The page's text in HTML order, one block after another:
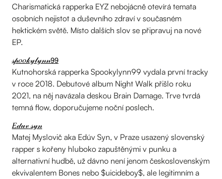
Charismatická rapperka EYZ nebojácně otevírá temata
osobních nejistot a duševního zdraví v současném
hektickém světě. Místo dalších slov se připravuj na nové
EP.
𝓈𝓅𝑜𝑜𝓀𝓎𝓁𝓎𝓃𝓃𝟫𝟫
Kutnohorská rapperka Spookylynn99 vydala první tracky
v roce 2018. Debutové album Night Walk přišlo roku
2021, na něj navázala deskou Brain Damage. Trve tvrdá
temná flow, doporučujeme noční poslech.
𝐸𝒹𝓊𝓋 𝓈𝓎𝓃
Matej Myslovič aka Edúv Syn, v Praze usazený slovenský
rapper s kořeny hluboko zapuštěnými v punku a
alternativní hudbě, už dávno není jenom československým
ekvivalentem Bones nebo $uicideboy$, ale legitimním a